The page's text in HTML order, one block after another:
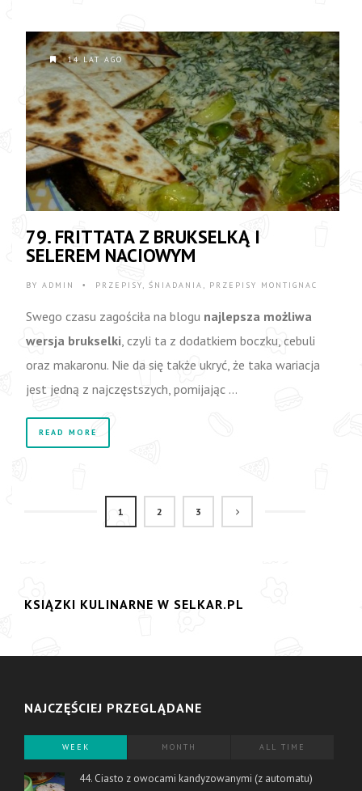
14 LAT AGO
79. FRITTATA Z BRUKSELKĄ I
SELEREM NACIOWYM
BY ADMIN • PRZEPISY, ŚNIADANIA , PRZEPISY MONTIGNAC
Swego czasu zagościła na blogu najlepsza możliwa
wersja brukselki, czyli ta z dodatkiem boczku, cebuli
oraz makaronu. Nie da się także ukryć, że taka wariacja
jest jedną z najczęstszych, pomijając …
READ MORE
1 2 3
KSIĄZKI KULINARNE W SELKAR.PL
NAJCZĘŚCIEJ PRZEGLĄDANE
WEEK MONTH ALL TIME
44. Ciasto z owocami kandyzowanymi (z automatu)